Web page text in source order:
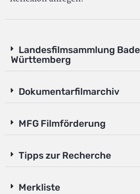
Landesfilmsammlung
Württemberg
Dokumentarfilmarchiv
MFG Filmförderung
Tipps zur Recherche
Merkliste